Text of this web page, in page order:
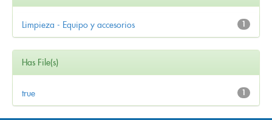
1
Limpieza - Equipo y accesorios
Has File(s)
1
true